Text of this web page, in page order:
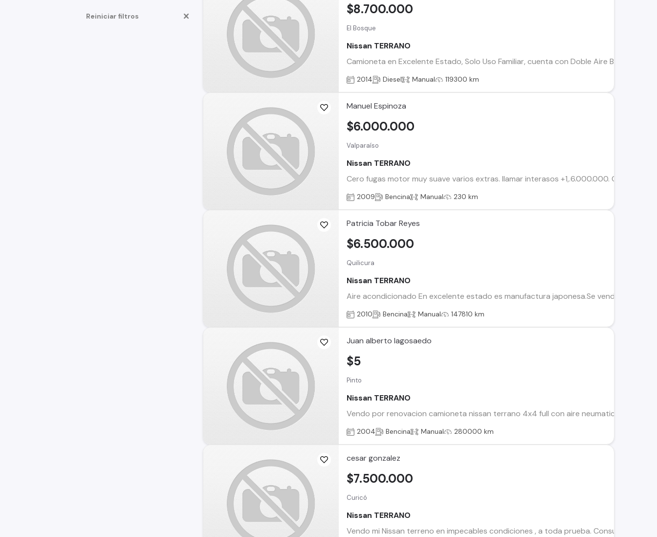
Reiniciar filtros
El Bosque
Nissan TERRANO
Camioneta en Excelente Estado, Solo Uso Familiar, cuenta con Doble Aire Bag, Cierre
$8.700.000
2014 Diesel Manual 119300 km
Manuel Espinoza
Valparaíso
Nissan TERRANO
Cero fugas motor muy suave varios extras. llamar interasos +1,.6.000.000. Conversable
$6.000.000
2009 Bencina Manual 230 km
Patricia Tobar Reyes
Quilicura
Nissan TERRANO
Aire acondicionado En excelente estado es manufactura japonesa.Se vende solo por
$6.500.000
2010 Bencina Manual 147810 km
Juan alberto lagosaedo
Pinto
Nissan TERRANO
Vendo por renovacion camioneta nissan terrano 4x4 full con aire neumaticos 80
$5
2004 Bencina Manual 280000 km
cesar gonzalez
Curicó
Nissan TERRANO
Vendo mi Nissan terreno en impecables condiciones , a toda prueba. Consultas y
$7.500.000